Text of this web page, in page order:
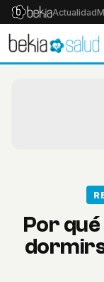
Actualidad
Por